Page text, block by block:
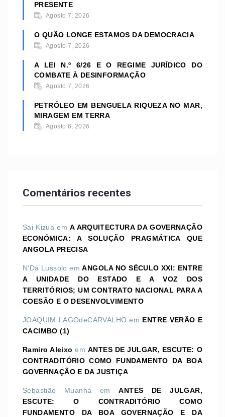
PRESENTE
Agosto 7, 2026
O QUÃO LONGE ESTAMOS DA DEMOCRACIA
Agosto 7, 2026
A LEI N.º 6/26 E O REGIME JURÍDICO DO
COMBATE À DESINFORMAÇÃO
Agosto 7, 2026
PETRÓLEO EM BENGUELA RIQUEZA NO MAR,
MIRAGEM EM TERRA
Agosto 6, 2026
Comentários recentes
Sai Kizua emA ARQUITECTURA DA GOVERNAÇÃO
ECONÓMICA: A SOLUÇÃO PRAGMÁTICA QUE
ANGOLA PRECISA
N'Dá Lussolo emANGOLA NO SÉCULO XXI: ENTRE
A UNIDADE DO ESTADO E A VOZ DOS
TERRITÓRIOS; UM CONTRATO NACIONAL PARA A
COESÃO E O DESENVOLVIMENTO
JOAQUIM LAGOdeCARVALHO em ENTRE VERÃO E
CACIMBO (1)
Ramiro Aleixo emANTES DE JULGAR, ESCUTE: O
CONTRADITÓRIO COMO FUNDAMENTO DA BOA
GOVERNAÇÃO E DA JUSTIÇA
Sebastião Muanha emANTES DE JULGAR,
ESCUTE: O CONTRADITÓRIO COMO
FUNDAMENTO DA BOA GOVERNAÇÃO E DA